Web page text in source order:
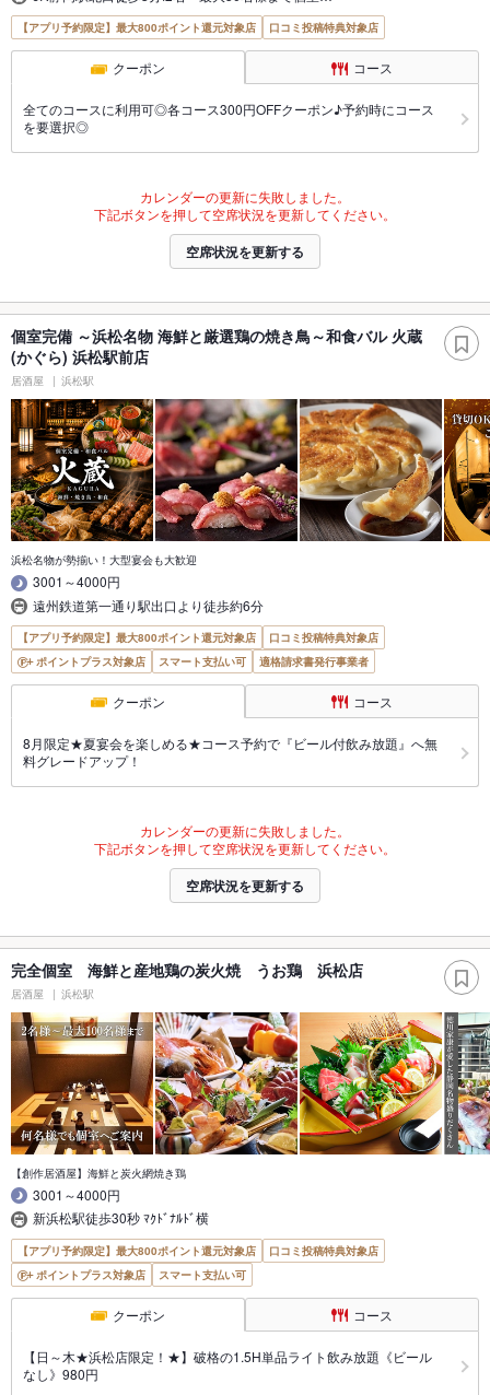
【アプリ予約限定】最大800ポイント還元対象店 口コミ投稿特典対象店
クーポン コース
全てのコースに利用可◎各コース300円OFFクーポン♪予約時にコース
を要選択◎
カレンダーの更新に失敗しました。
下記ボタンを押して空席状況を更新してください。
空席状況を更新する
個室完備 ～浜松名物 海鮮と厳選鶏の焼き鳥～和食バル 火蔵
(かぐら) 浜松駅前店
居酒屋 浜松駅
浜松名物が勢揃い！大型宴会も大歓迎
3001～4000円
遠州鉄道第一通り駅出口より徒歩約6分
【アプリ予約限定】最大800ポイント還元対象店
口コミ投稿特典対象店
ポイントプラス対象店
スマート支払い可 適格請求書発行事業者
クーポン コース
8月限定★夏宴会を楽しめる★コース予約で『ビール付飲み放題』へ無
料グレードアップ！
カレンダーの更新に失敗しました。
下記ボタンを押して空席状況を更新してください。
空席状況を更新する
完全個室 海鮮と産地鶏の炭火焼 うお鶏 浜松店
居酒屋 浜松駅
【創作居酒屋】海鮮と炭火網焼き鶏
3001～4000円
新浜松駅徒歩30秒 ﾏｸﾄﾞﾅﾙﾄﾞ横
【アプリ予約限定】最大800ポイント還元対象店
口コミ投稿特典対象店
ポイントプラス対象店
スマート支払い可
クーポン コース
【日～木★浜松店限定！★】破格の1.5H単品ライト飲み放題《ビール
なし》980円